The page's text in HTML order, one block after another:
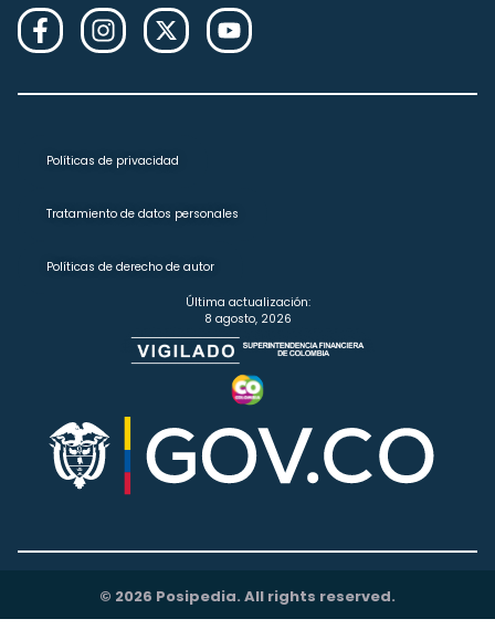
Políticas de privacidad
Tratamiento de datos personales
Políticas de derecho de autor
Última actualización:
8 agosto, 2026
© 2026 Posipedia. All rights reserved.